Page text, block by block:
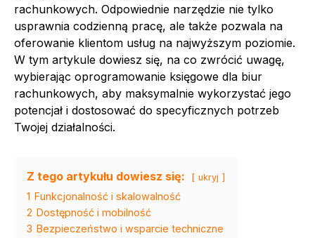
rachunkowych. Odpowiednie narzędzie nie tylko
usprawnia codzienną pracę, ale także pozwala na
oferowanie klientom usług na najwyższym poziomie.
W tym artykule dowiesz się, na co zwrócić uwagę,
wybierając oprogramowanie księgowe dla biur
rachunkowych, aby maksymalnie wykorzystać jego
potencjał i dostosować do specyficznych potrzeb
Twojej działalności.
Z tego artykułu dowiesz się: ukryj
1 Funkcjonalność i skalowalność
2 Dostępność i mobilność
3 Bezpieczeństwo i wsparcie techniczne